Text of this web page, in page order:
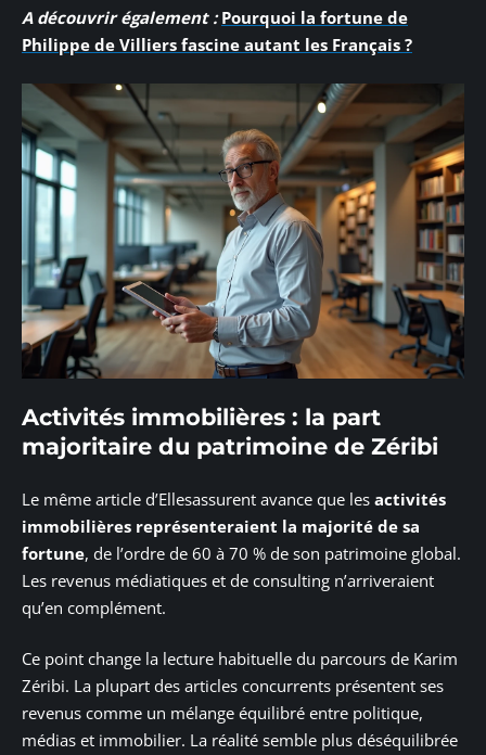
A découvrir également : Pourquoi la fortune de
Philippe de Villiers fascine autant les Français ?
Activités immobilières : la part
majoritaire du patrimoine de Zéribi
Le même article d’Ellesassurent avance que les activités
immobilières représenteraient la majorité de sa
fortune, de l’ordre de 60 à 70 % de son patrimoine global.
Les revenus médiatiques et de consulting n’arriveraient
qu’en complément.
Ce point change la lecture habituelle du parcours de Karim
Zéribi. La plupart des articles concurrents présentent ses
revenus comme un mélange équilibré entre politique,
médias et immobilier. La réalité semble plus déséquilibrée